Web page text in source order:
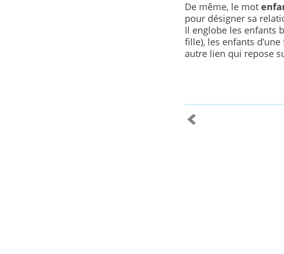
De même, le mot
pour désigner sa
Il englobe les enfants
fille), les enfants
autre lien qui repose